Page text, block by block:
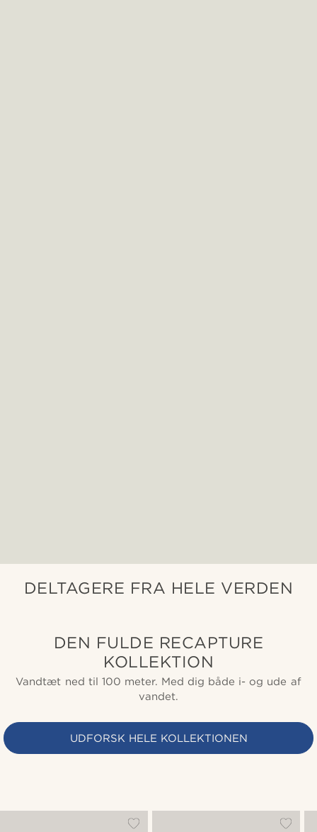
DELTAGERE FRA HELE VERDEN
DEN FULDE RECAPTURE
KOLLEKTION
Vandtæt ned til 100 meter. Med dig både i- og ude af
vandet.
UDFORSK HELE KOLLEKTIONEN